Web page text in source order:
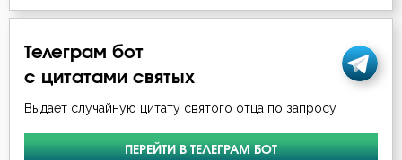
Милостыня
Молитва
Молчание
Телеграм бот
с цитатами святых
Выдает случайную цитату святого отца по запросу
ПЕРЕЙТИ В ТЕЛЕГРАМ БОТ